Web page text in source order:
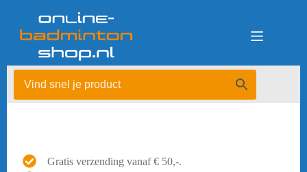
Gratis verzending vanaf € 50,-.